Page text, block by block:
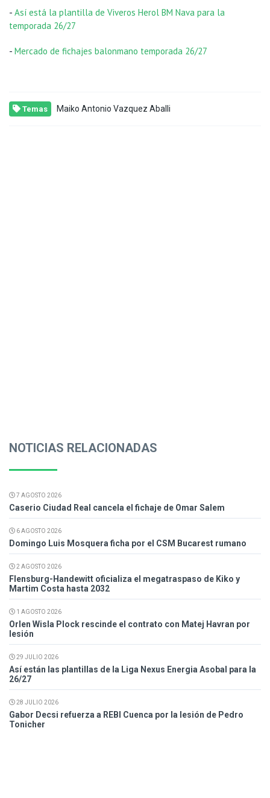
- Así está la plantilla de Viveros Herol BM Nava para la
temporada 26/27
- Mercado de fichajes balonmano temporada 26/27
Temas Maiko Antonio Vazquez Aballi
NOTICIAS RELACIONADAS
7 AGOSTO 2026
Caserio Ciudad Real cancela el fichaje de Omar Salem
6 AGOSTO 2026
Domingo Luis Mosquera ficha por el CSM Bucarest rumano
2 AGOSTO 2026
Flensburg-Handewitt oficializa el megatraspaso de Kiko y
Martim Costa hasta 2032
1 AGOSTO 2026
Orlen Wisla Plock rescinde el contrato con Matej Havran por
lesión
29 JULIO 2026
Así están las plantillas de la Liga Nexus Energia Asobal para la
26/27
28 JULIO 2026
Gabor Decsi refuerza a REBI Cuenca por la lesión de Pedro
Tonicher